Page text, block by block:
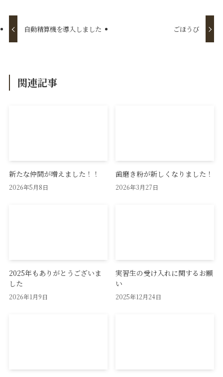
自動精算機を導入しました ごほうび
関連記事
新たな仲間が増えました！！
2026年5月8日
歯磨き粉が新しくなりました！
2026年3月27日
2025年もありがとうございま
した
2026年1月9日
実習生の受け入れに関するお願
い
2025年12月24日